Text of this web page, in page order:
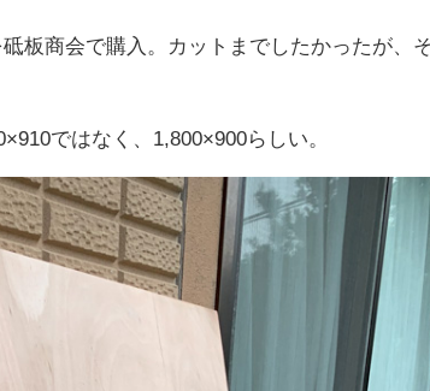
板商会で購入。カットまでしたかったが、
ではなく、1,800×900らしい。